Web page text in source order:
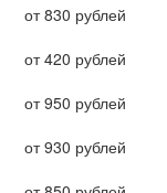
от 830 рублей
от 420 рублей
от 950 рублей
от 930 рублей